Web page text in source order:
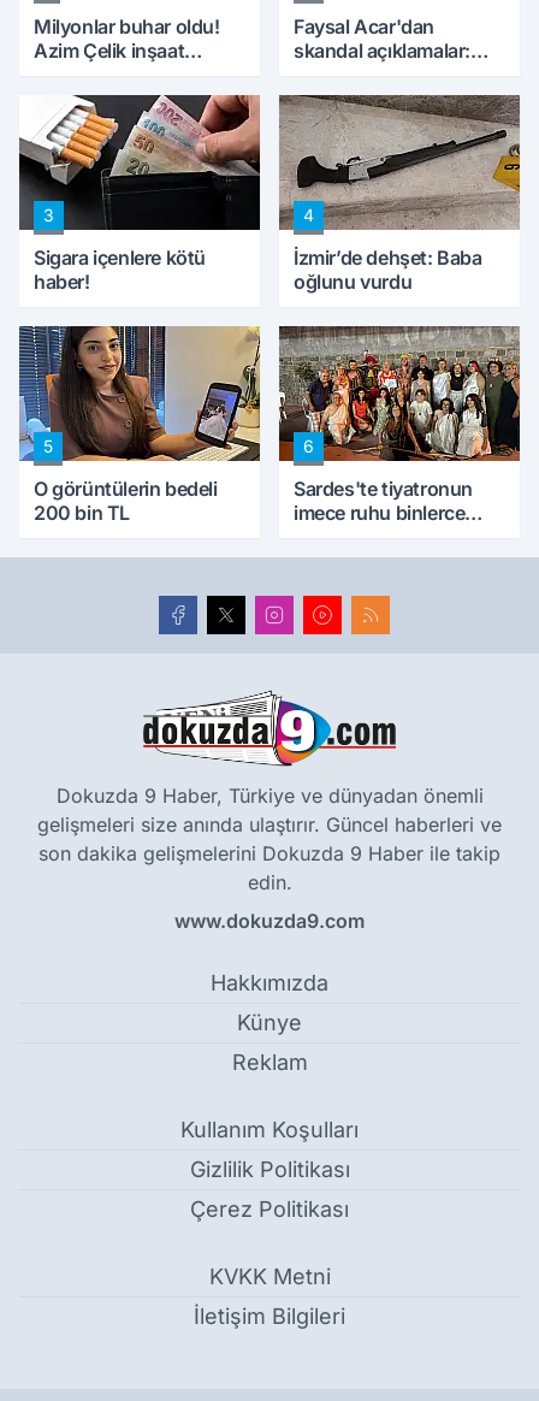
Milyonlar buhar oldu!
Azim Çelik inşaat
konuştu
Faysal Acar'dan
skandal açıklamalar:
peynircilerimizi de
kıskaca aldı, müdahale
ettik'
3
Sigara içenlere kötü
haber!
4
İzmir’de dehşet: Baba
oğlunu vurdu
5
O görüntülerin bedeli
200 bin TL
6
Sardes'te tiyatronun
imece ruhu binlerce
Dokuzda 9 Haber, Türkiye ve dünyadan önemli
gelişmeleri size anında ulaştırır. Güncel haberleri ve
son dakika gelişmelerini Dokuzda 9 Haber ile takip
edin.
www.dokuzda9.com
Hakkımızda
Künye
Reklam
Kullanım Koşulları
Gizlilik Politikası
Çerez Politikası
KVKK Metni
İletişim Bilgileri